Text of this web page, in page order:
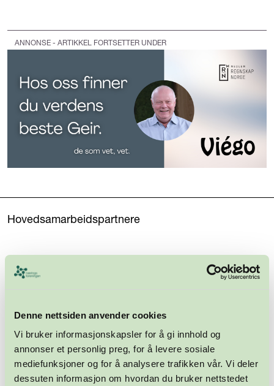
Denne nettsiden anvender cookies
Vi bruker informasjonskapsler for å gi innhold og
annonser et personlig preg, for å levere sosiale
mediefunksjoner og for å analysere trafikken vår. Vi deler
dessuten informasjon om hvordan du bruker nettstedet
ANNONSE - ARTIKKEL FORTSETTER UNDER
Hovedsamarbeidspartnere